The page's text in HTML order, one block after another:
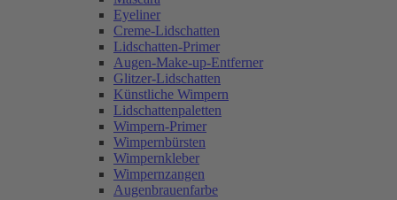
Eyeliner
Creme-Lidschatten
Lidschatten-Primer
Augen-Make-up-Entferner
Glitzer-Lidschatten
Künstliche Wimpern
Lidschattenpaletten
Wimpern-Primer
Wimpernbürsten
Wimpernkleber
Wimpernzangen
Augenbrauenfarbe